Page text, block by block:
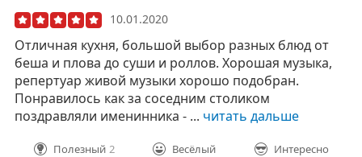
10.01.2020
Отличная кухня, большой выбор разных блюд от
беша и плова до суши и роллов. Хорошая музыка,
репертуар живой музыки хорошо подобран.
Понравилось как за соседним столиком
поздравляли именинника - ... читать дальше
Полезный 2 Весёлый Интересно